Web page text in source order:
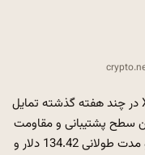
نمودار هفتگی نشان می دهد که قیمت XMR در چند هفته گذشته تمایل
سطح پشتیبانی و مقاومت
سکه برای بیش از دو سال دنبال شده است و مدت طولانی 134.42 دلار و